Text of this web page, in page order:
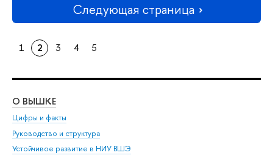
Следующая страница
1 2 3 4 5
О ВЫШКЕ
Цифры и факты
Руководство и структура
Устойчивое развитие в НИУ ВШЭ